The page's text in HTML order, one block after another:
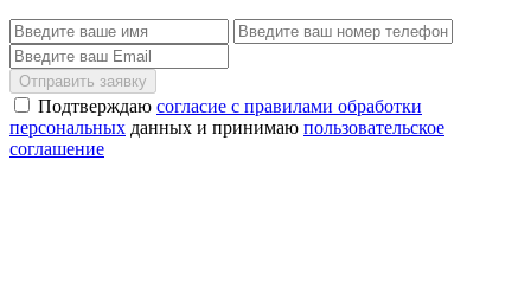
Отправить заявку
Подтверждаю согласие с правилами обработки
персональных данных и принимаю пользовательское
соглашение